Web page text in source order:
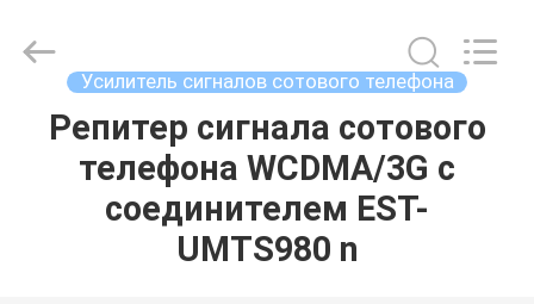
ДОМ
ПРОДУКТЫ
ELECTRONICS(HK)
CO.,LTD.
Усилитель сигналов сотового телефона
Репитер сигнала сотового
телефона WCDMA/3G с
соединителем EST-
UMTS980 n